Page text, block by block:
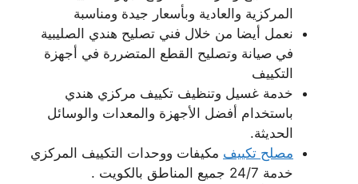
المركزية والعادية وبأسعار جيدة ومناسبة
نعمل أيضا من خلال فني تصليح هندي الصليبية
في صيانة وتصليح القطع المتضررة في أجهزة
التكييف
خدمة غسيل وتنظيف تكييف مركزي هندي
باستخدام أفضل الأجهزة والمعدات والوسائل
الحديثة.
مصلح تكييف مكيفات ووحدات التكييف المركزي
خدمة 24/7 جميع المناطق بالكويت .